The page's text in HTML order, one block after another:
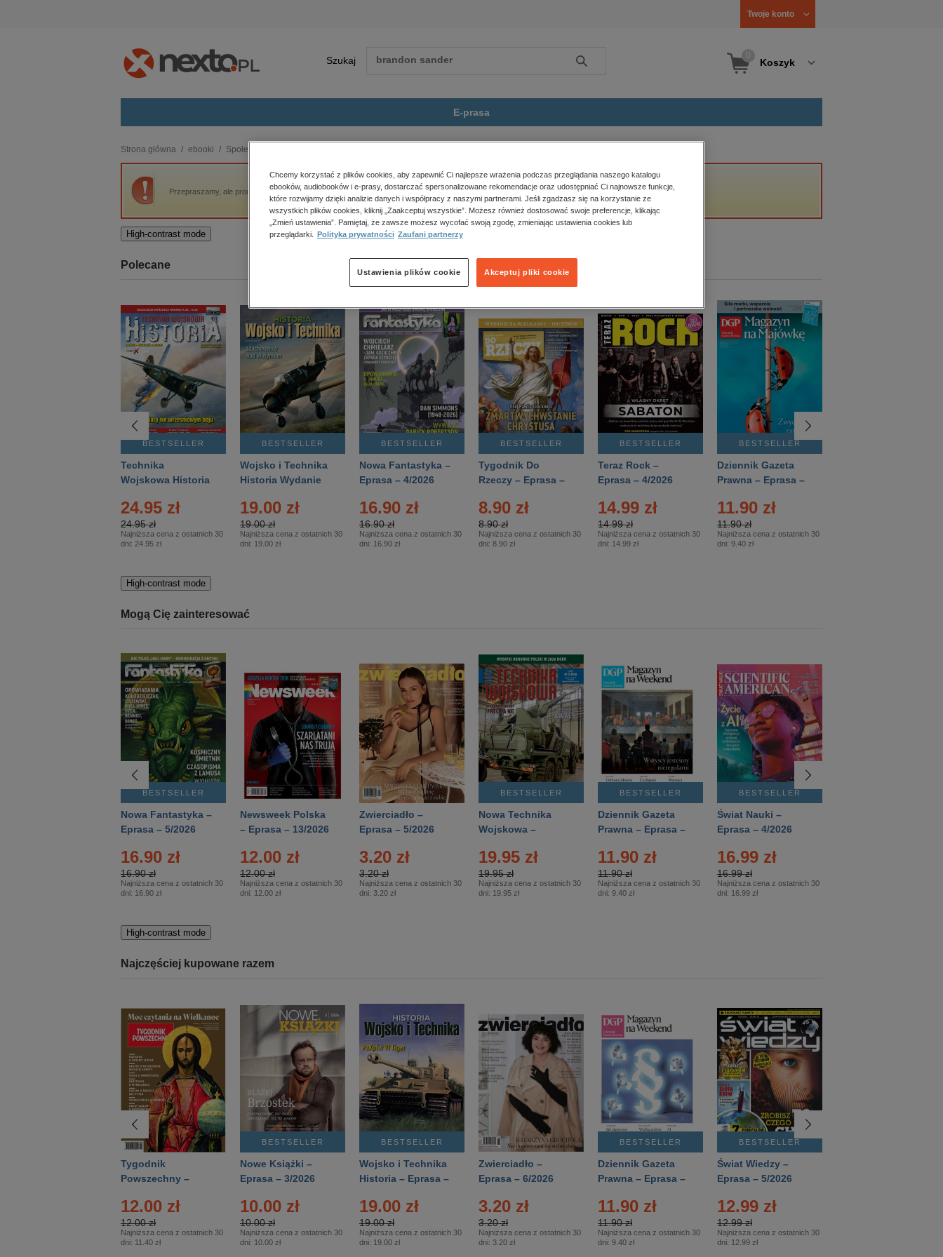
Twoje konto
Szukaj Szukaj Koszyk
E-prasa
budownictwo, aranżacja wnętrz
biznesowe, branżowe, gospodarka
darmowe wydania
edukacja
kobiece, lifestyle, kultura
polityka, społeczno-informacyjne
psychologiczne
inne
popularno-naukowe
historia
zdrowie
religie
Strona główna ebooki Społeczeństwo
Przepraszamy, ale produkt „The Polish Quarterly of International Affairs 1/2017” nie jest dostępny.
High-contrast mode
Polecane
BESTSELLER
Technika
Wojskowa Historia
24.95 zł
24.95 zł
Najniższa cena z ostatnich 30
dni: 24.95 zł
BESTSELLER
Wojsko i Technika
Historia Wydanie
– 2/2026
19.00 zł
19.00 zł
Najniższa cena z ostatnich 30
dni: 19.00 zł
BESTSELLER
Nowa Fantastyka –
Eprasa – 4/2026
16.90 zł
16.90 zł
Najniższa cena z ostatnich 30
dni: 16.90 zł
BESTSELLER
Tygodnik Do
Rzeczy – Eprasa –
8.90 zł
8.90 zł
Najniższa cena z ostatnich 30
dni: 8.90 zł
BESTSELLER
Teraz Rock –
Eprasa – 4/2026
14.99 zł
14.99 zł
Najniższa cena z ostatnich 30
dni: 14.99 zł
BESTSELLER
Dziennik Gazeta
Prawna – Eprasa –
11.90 zł
11.90 zł
Najniższa cena z ostatnich 30
dni: 9.40 zł
High-contrast mode
Mogą Cię zainteresować
BESTSELLER
Nowa Fantastyka –
Eprasa – 5/2026
16.90 zł
16.90 zł
Najniższa cena z ostatnich 30
dni: 16.90 zł
Newsweek Polska
– Eprasa – 13/2026
12.00 zł
12.00 zł
Najniższa cena z ostatnich 30
dni: 12.00 zł
Zwierciadło –
Eprasa – 5/2026
3.20 zł
3.20 zł
Najniższa cena z ostatnich 30
dni: 3.20 zł
BESTSELLER
Nowa Technika
Wojskowa –
19.95 zł
19.95 zł
Najniższa cena z ostatnich 30
dni: 19.95 zł
BESTSELLER
Dziennik Gazeta
Prawna – Eprasa –
11.90 zł
11.90 zł
Najniższa cena z ostatnich 30
dni: 9.40 zł
BESTSELLER
Świat Nauki –
Eprasa – 4/2026
16.99 zł
16.99 zł
Najniższa cena z ostatnich 30
dni: 16.99 zł
High-contrast mode
Najczęściej kupowane razem
Tygodnik
Powszechny –
12.00 zł
12.00 zł
Najniższa cena z ostatnich 30
dni: 11.40 zł
BESTSELLER
Nowe Książki –
Eprasa – 3/2026
10.00 zł
10.00 zł
Najniższa cena z ostatnich 30
dni: 10.00 zł
BESTSELLER
Wojsko i Technika
Historia – Eprasa –
19.00 zł
19.00 zł
Najniższa cena z ostatnich 30
dni: 19.00 zł
Zwierciadło –
Eprasa – 6/2026
3.20 zł
3.20 zł
Najniższa cena z ostatnich 30
dni: 3.20 zł
BESTSELLER
Dziennik Gazeta
Prawna – Eprasa –
11.90 zł
11.90 zł
Najniższa cena z ostatnich 30
dni: 9.40 zł
BESTSELLER
Świat Wiedzy –
Eprasa – 5/2026
12.99 zł
12.99 zł
Najniższa cena z ostatnich 30
dni: 12.99 zł
Chcemy korzystać z plików cookies, aby zapewnić Ci najlepsze wrażenia podczas przeglądania naszego katalogu
ebooków, audiobooków i e-prasy, dostarczać spersonalizowane rekomendacje oraz udostępniać Ci najnowsze funkcje,
które rozwijamy dzięki analizie danych i współpracy z naszymi partnerami. Jeśli zgadzasz się na korzystanie ze
wszystkich plików cookies, kliknij „Zaakceptuj wszystkie”. Możesz również dostosować swoje preferencje, klikając
„Zmień ustawienia”. Pamiętaj, że zawsze możesz wycofać swoją zgodę, zmieniając ustawienia cookies lub
przeglądarki.
Polityka prywatności Zaufani partnerzy
Akceptuj pliki cookie
Ustawienia plików cookie